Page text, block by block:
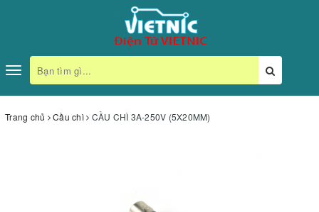
Toggle
navigation
Trang chủ Cầu chì CẦU CHÌ 3A-250V (5X20MM)